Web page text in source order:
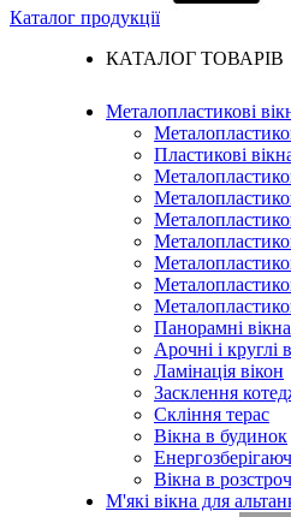
Каталог продукції
КАТАЛОГ ТОВАРІВ
Металопластикові
Пластикові
Панорамні вікна
Арочні і круглі
Ламінація вікон
Засклення
Скління терас
Вікна в будинок
Вікна в
М'які вікна для